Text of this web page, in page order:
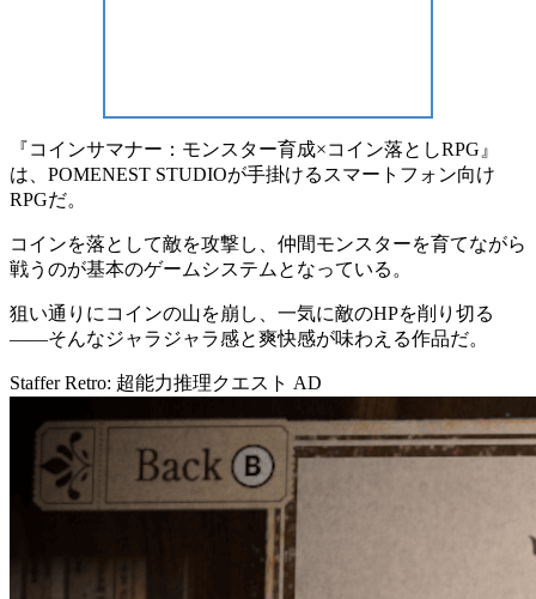
『コインサマナー：モンスター育成×コイン落としRPG 』
は、POMENEST STUDIOが手掛けるスマートフォン向け
RPGだ。
コインを落として敵を攻撃し、仲間モンスターを育てながら
戦うのが基本のゲームシステムとなっている。
狙い通りにコインの山を崩し、一気に敵のHPを削り切る
――そんなジャラジャラ感と爽快感が味わえる作品だ。
Staffer Retro: 超能力推理クエスト AD